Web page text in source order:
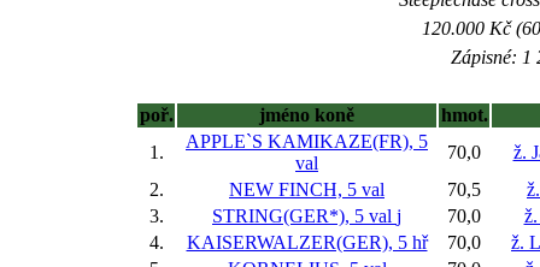
120.000 Kč
Zápisné: 1
poř. jméno koně
hmot.
1.
APPLE`S KAMIKAZE(FR), 5
val
70,0
ž.
2.
NEW FINCH, 5 val 70,5
3.
STRING(GER*), 5 val j 70,0
4.
KAISERWALZER(GER), 5 hř 70,0
ž.